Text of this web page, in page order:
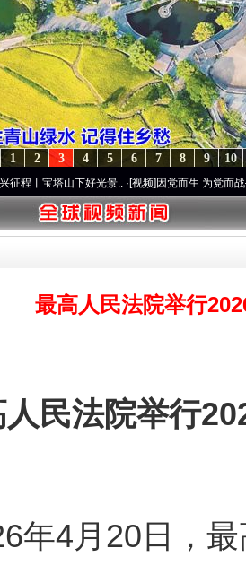
10
9
8
7
6
5
4
3
2
1
下好光景..·[视频]因党而生 为党而战——百年“纪
最高人民法院举行
法院举行
月20日，最